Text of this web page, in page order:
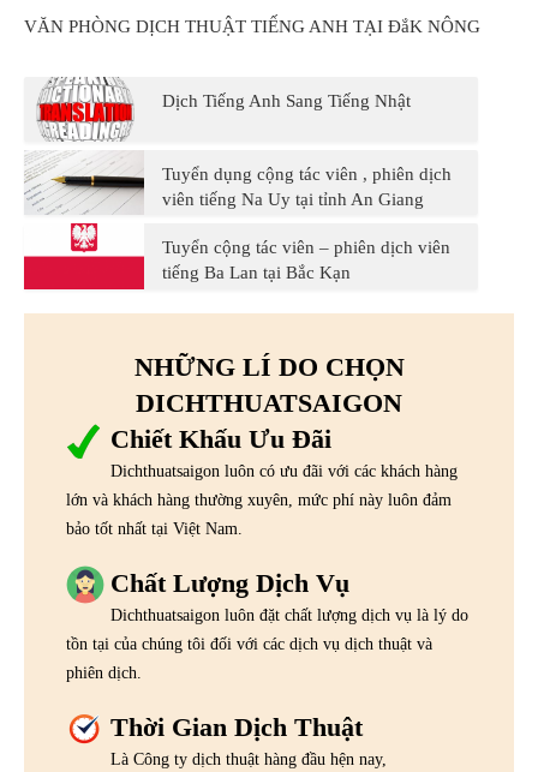
VĂN PHÒNG DỊCH THUẬT TIẾNG ANH TẠI ĐắK NÔNG
Dịch Tiếng Anh Sang Tiếng Nhật
Tuyển dụng cộng tác viên , phiên dịch
viên tiếng Na Uy tại tỉnh An Giang
Tuyển cộng tác viên – phiên dịch viên
tiếng Ba Lan tại Bắc Kạn
NHỮNG LÍ DO CHỌN
DICHTHUATSAIGON
Chiết Khấu Ưu Đãi
Dichthuatsaigon luôn có ưu đãi với các khách hàng
lớn và khách hàng thường xuyên, mức phí này luôn đảm
bảo tốt nhất tại Việt Nam.
Chất Lượng Dịch Vụ
Dichthuatsaigon luôn đặt chất lượng dịch vụ là lý do
tồn tại của chúng tôi đối với các dịch vụ dịch thuật và
phiên dịch.
Thời Gian Dịch Thuật
Là Công ty dịch thuật hàng đầu hện nay,